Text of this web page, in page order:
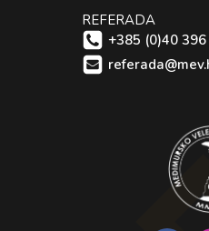
REFERADA
+385 (0)40